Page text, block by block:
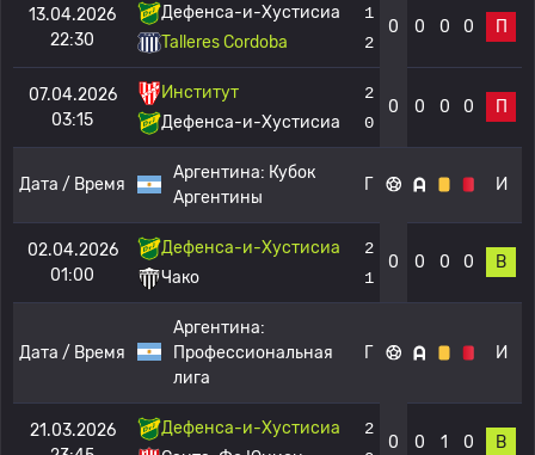
13.04.2026
22:30
Дефенса-и-Хустисиа
Talleres Cordoba
1
2
0 0 0 0 П
07.04.2026
03:15
Институт
Дефенса-и-Хустисиа
2
0
0 0 0 0 П
Дата / Время
Аргентина: Кубок
Аргентины
Г И
02.04.2026
01:00
Дефенса-и-Хустисиа
Чако
2
1
0 0 0 0 В
Дата / Время
Аргентина:
Профессиональная
лига
Г И
21.03.2026
Дефенса-и-Хустисиа
2
0 0 1 0 В